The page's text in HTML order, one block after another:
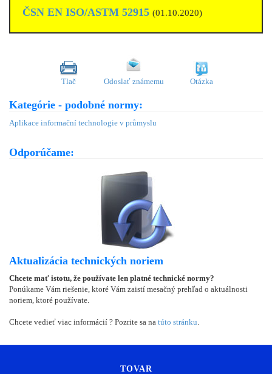
ČSN EN ISO/ASTM 52915 (01.10.2020)
Tlač Odoslať známemu Otázka
Kategórie - podobné normy:
Aplikace informační technologie v průmyslu
Odporúčame:
Aktualizácia technických noriem
Chcete mať istotu, že používate len platné technické normy?
Ponúkame Vám riešenie, ktoré Vám zaistí mesačný prehľad o aktuálnosti
noriem, ktoré používate.
Chcete vedieť viac informácií ? Pozrite sa na túto stránku
TOVAR